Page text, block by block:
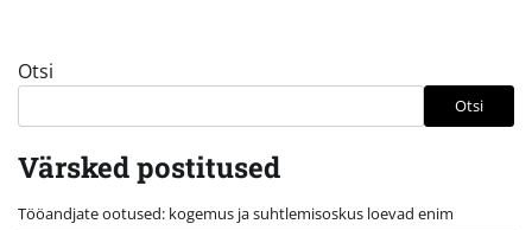
Otsi
Otsi
Värsked postitused
Tööandjate ootused: kogemus ja suhtlemisoskus loevad enim